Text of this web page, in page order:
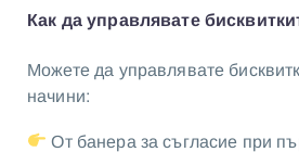
Как да управлявате
Можете да управлявате
начини:
От банера за съгласие при